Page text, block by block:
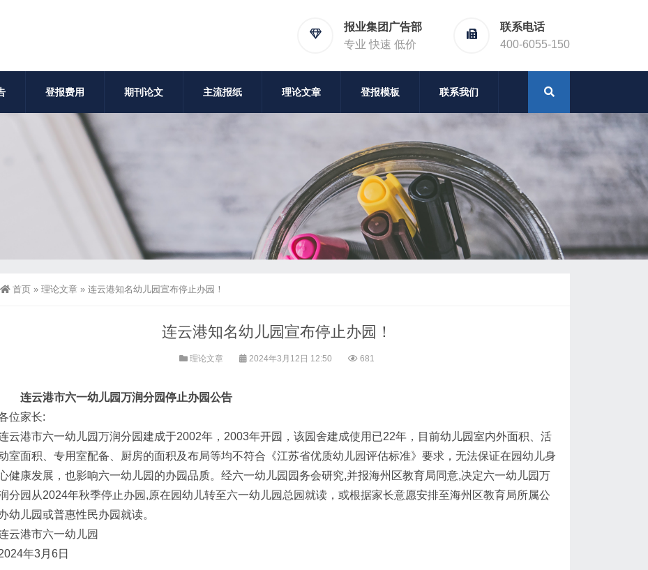
报业集团广告部
专业 快速 低价
联系电话
400-6055-150
登报费用 期刊论文 主流报纸 理论文章 登报模板 联系我们
首页 » 理论文章 » 连云港知名幼儿园宣布停止办园！
连云港知名幼儿园宣布停止办园！
理论文章 2024年3月12日 12:50 681
连云港市六一幼儿园万润分园停止办园公告
位家长:
云港市六一幼儿园万润分园建成于2002年，2003年开园，该园舍建成使用已22年，目前幼儿园室内外面积、活
室面积、专用室配备、厨房的面积及布局等均不符合《江苏省优质幼儿园评估标准》要求，无法保证在园幼儿身
健康发展，也影响六一幼儿园的办园品质。经六一幼儿园园务会研究,并报海州区教育局同意,决定六一幼儿园万
分园从2024年秋季停止办园,原在园幼儿转至六一幼儿园总园就读，或根据家长意愿安排至海州区教育局所属公
幼儿园或普惠性民办园就读。
云港市六一幼儿园
年3月6日